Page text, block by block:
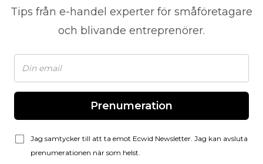
Tips från e-handel experter för småföretagare
och blivande entreprenörer.
Prenumeration
Jag samtycker till att ta emot Ecwid Newsletter. Jag kan avsluta
prenumerationen när som helst.